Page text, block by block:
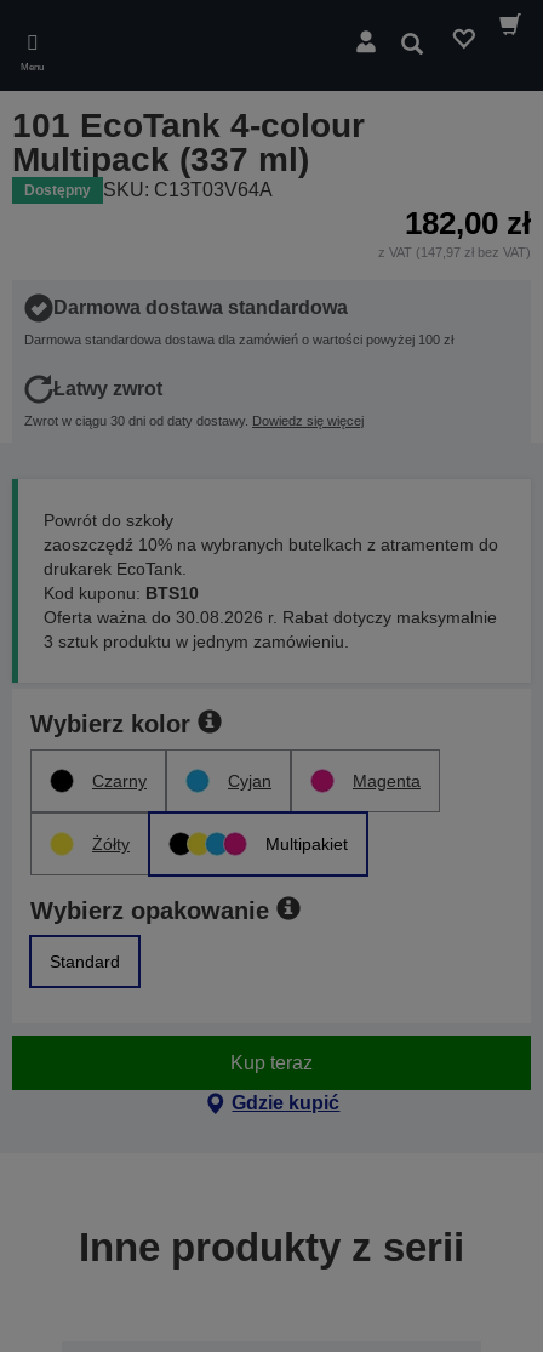
main
content
Menu
Wyszukaj
101 EcoTank 4-colour
Multipack (337 ml)
Dostępny SKU: C13T03V64A
182,00 zł
z VAT (147,97 zł bez VAT)
Darmowa dostawa standardowa
Darmowa standardowa dostawa dla zamówień o wartości powyżej 100 zł
Łatwy zwrot
Zwrot w ciągu 30 dni od daty dostawy. Dowiedz się więcej
Powrót do szkoły
zaoszczędź 10% na wybranych butelkach z atramentem do
drukarek EcoTank.
Kod kuponu: BTS10
Oferta ważna do 30.08.2026 r. Rabat dotyczy maksymalnie
3 sztuk produktu w jednym zamówieniu.
Wybierz kolor
Czarny Cyjan Magenta
Żółty Multipakiet
Wybierz opakowanie
Standard
Kup teraz
Gdzie kupić
Inne produkty z serii